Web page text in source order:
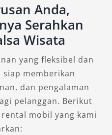
hybrid ramah
fitur unggulan
standar. Meskipun
eksterior tetap
untuk
keluarga. Bagi
kenyamanan
direkomendasikan
Solo.
Anda,
Serahkan
Wisata
yang fleksibel dan
memberikan
dan pengalaman
pelanggan. Berikut
mobil yang kami